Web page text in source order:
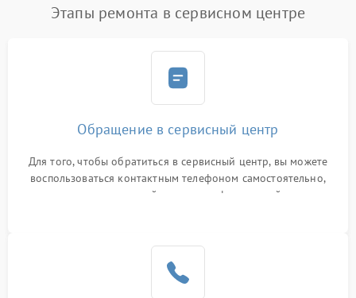
Этапы ремонта в сервисном центре
Обращение в сервисный центр
Для того, чтобы обратиться в сервисный центр, вы можете
воспользоваться контактным телефоном самостоятельно,
или оставить свой номер телефона на сайте